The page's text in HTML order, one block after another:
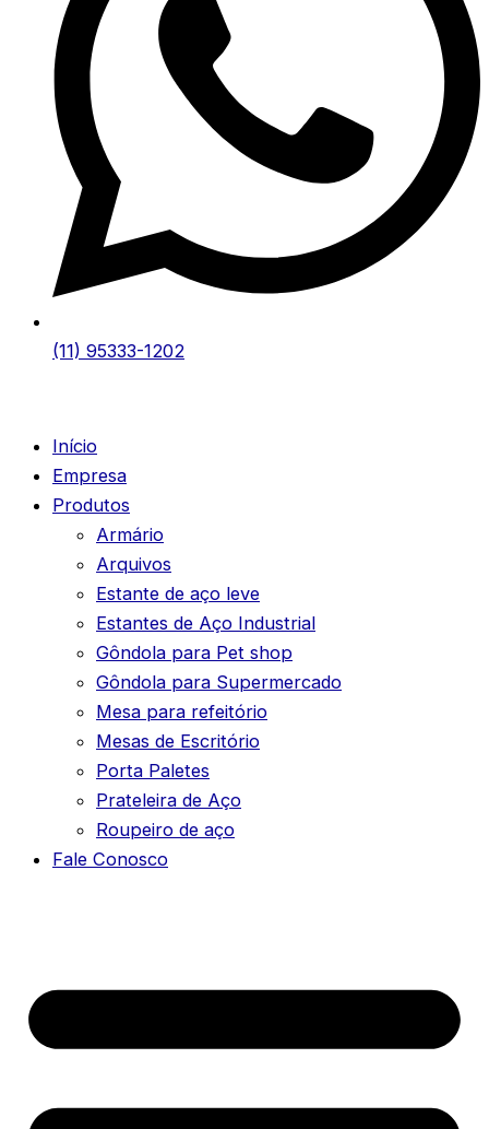
(11) 95333-1202
Início
Empresa
Produtos
Armário
Arquivos
Estante de aço leve
Estantes de Aço Industrial
Gôndola para Pet shop
Gôndola para Supermercado
Mesa para refeitório
Mesas de Escritório
Porta Paletes
Prateleira de Aço
Roupeiro de aço
Fale Conosco